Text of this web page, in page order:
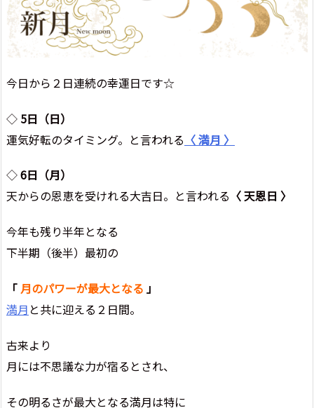
今日から２日連続の幸運日です☆
◇ 5日（日）
運気好転のタイミング。と言われる 〈 満月 〉
◇6日（月）
天からの恩恵を受けれる大吉日。と言われる 〈 天恩日 〉
今年も残り半年となる
下半期（後半）最初の
「月のパワーが最大となる 」
満月 と共に迎える２日間。
古来より
月には不思議な力が宿るとされ、
その明るさが最大となる満月は特に